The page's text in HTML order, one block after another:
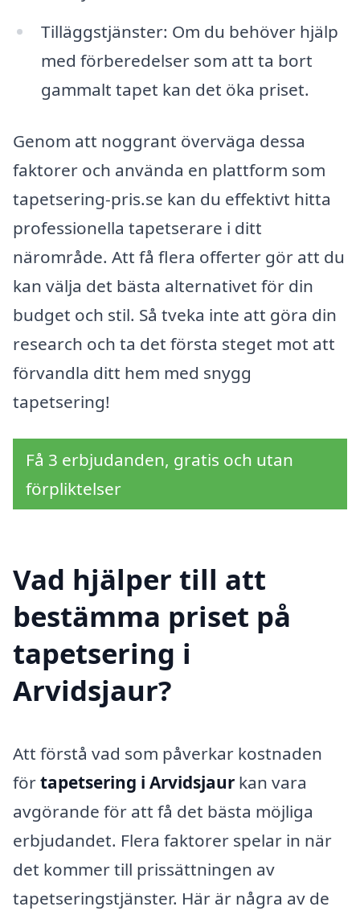
Tilläggstjänster: Om du behöver hjälp
med förberedelser som att ta bort
gammalt tapet kan det öka priset.
Genom att noggrant överväga dessa
faktorer och använda en plattform som
tapetsering-pris.se kan du effektivt hitta
professionella tapetserare i ditt
närområde. Att få flera offerter gör att du
kan välja det bästa alternativet för din
budget och stil. Så tveka inte att göra din
research och ta det första steget mot att
förvandla ditt hem med snygg
tapetsering!
Få 3 erbjudanden, gratis och utan
förpliktelser
Vad hjälper till att
bestämma priset på
tapetsering i
Arvidsjaur?
Att förstå vad som påverkar kostnaden
förtapetsering i Arvidsjaur kan vara
avgörande för att få det bästa möjliga
erbjudandet. Flera faktorer spelar in när
det kommer till prissättningen av
tapetseringstjänster. Här är några av de